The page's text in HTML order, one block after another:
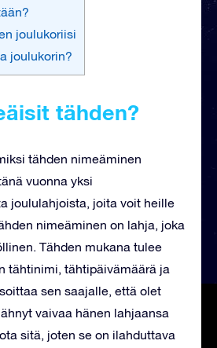
joulukoriisi
joulukorin?
tähden?
tähden nimeäminen
vuonna yksi
joululahjoista, joita voit heille
nimeäminen on lahja, joka
Tähden mukana tulee
tähtinimi, tähtipäivämäärä ja
sen saajalle, että olet
vaivaa hänen lahjaansa
sitä, joten se on ilahduttava